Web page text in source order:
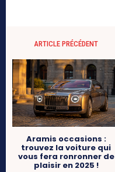
ARTICLE PRÉCÉDENT
Aramis occasions :
trouvez la voiture qui
vous fera ronronner de
plaisir en 2025 !